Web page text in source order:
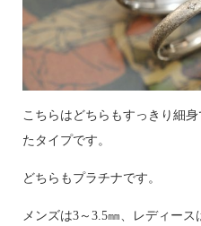
こちらはどちらもすっきり細
たタイプです。
どちらもプラチナです。
メンズは3～3.5㎜、レディース